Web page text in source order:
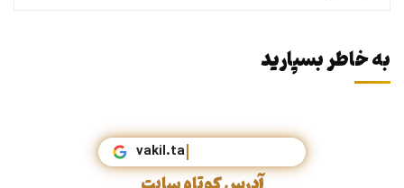
به خاطر بسپارید
vak